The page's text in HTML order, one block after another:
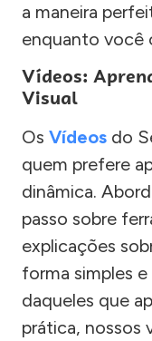
a maneira
enquanto você
Vídeos:
Visual
Os Vídeos do
quem prefere
dinâmica.
passo sobre
explicações
forma simples
daqueles que
prática, nossos